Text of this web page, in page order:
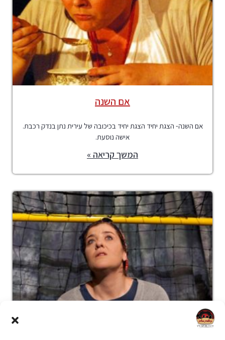
אם השנה
אם השנה- הצגת יחיד הצגת יחיד בכיכובה של עירית נתן בנדק רכבת.
אישה נוסעת.
המשך קריאה »